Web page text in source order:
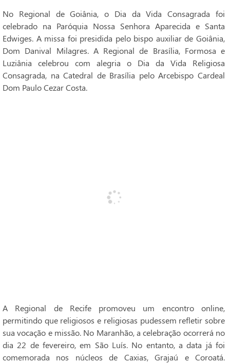
No Regional de Goiânia, o Dia da Vida Consagrada foi
celebrado na Paróquia Nossa Senhora Aparecida e Santa
Edwiges. A missa foi presidida pelo bispo auxiliar de Goiânia,
Dom Danival Milagres. A Regional de Brasília, Formosa e
Luziânia celebrou com alegria o Dia da Vida Religiosa
Consagrada, na Catedral de Brasília pelo Arcebispo Cardeal
Dom Paulo Cezar Costa.
A Regional de Recife promoveu um encontro online,
permitindo que religiosos e religiosas pudessem refletir sobre
sua vocação e missão. No Maranhão, a celebração ocorrerá no
dia 22 de fevereiro, em São Luís. No entanto, a data já foi
comemorada nos núcleos de Caxias, Grajaú e Coroatá.